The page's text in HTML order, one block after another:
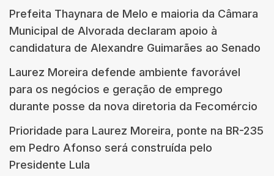
Prefeita Thaynara de Melo e maioria da Câmara
Municipal de Alvorada declaram apoio à
candidatura de Alexandre Guimarães ao Senado
Laurez Moreira defende ambiente favorável
para os negócios e geração de emprego
durante posse da nova diretoria da Fecomércio
Prioridade para Laurez Moreira, ponte na BR-235
em Pedro Afonso será construída pelo
Presidente Lula